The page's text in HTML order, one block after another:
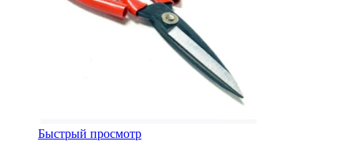
Быстрый просмотр